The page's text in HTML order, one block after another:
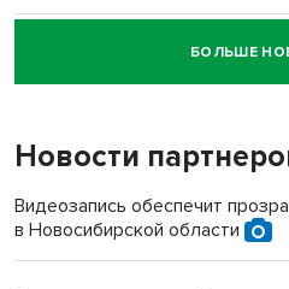
Новосибирский суд наказал
пенсионерки на вокзале
БОЛЬШЕ
Новости
Видеозапись обеспечит
в Новосибирской области